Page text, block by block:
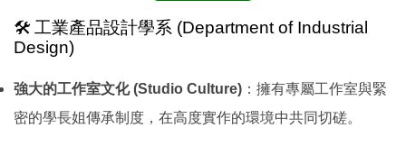
🛠️ 工業產品設計學系 (Department of Industrial
Design)
強大的工作室文化 (Studio Culture) ：擁有專屬工作室與緊
密的學長姐傳承制度，在高度實作的環境中共同切磋。